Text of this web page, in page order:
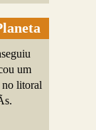
um
no litoral